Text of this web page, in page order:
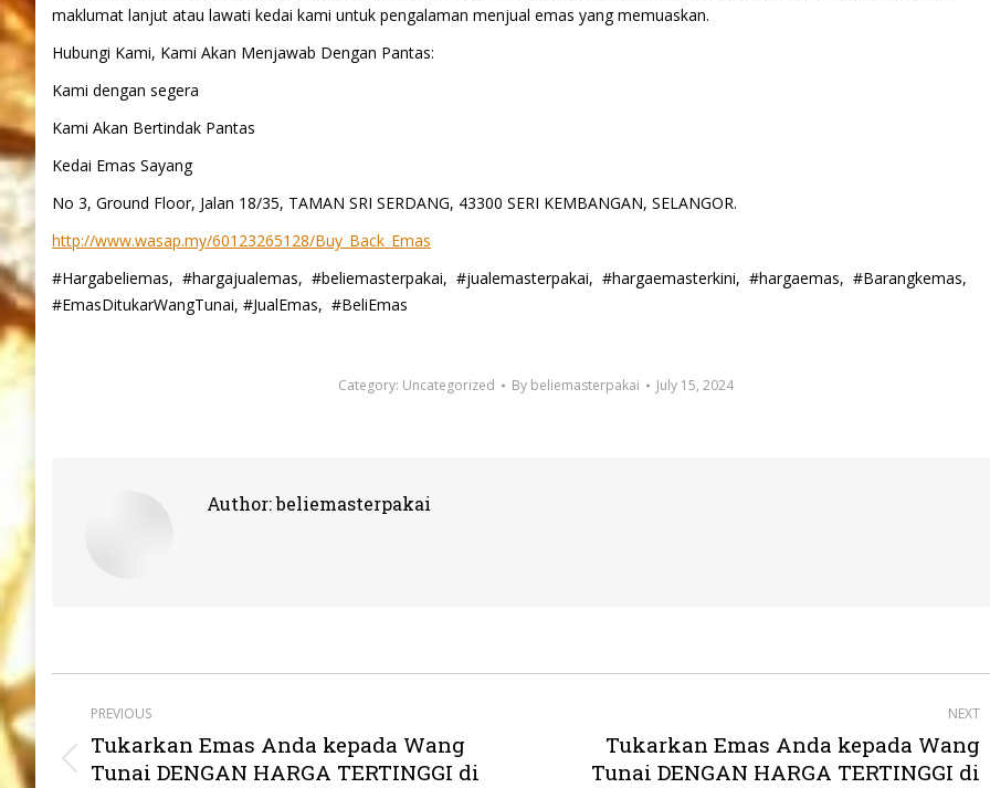
maklumat lanjut atau lawati kedai kami untuk pengalaman menjual emas yang memuaskan.
Hubungi Kami, Kami Akan Menjawab Dengan Pantas:
Kami dengan segera
Kami Akan Bertindak Pantas
Kedai Emas Sayang
No 3, Ground Floor, Jalan 18/35, TAMAN SRI SERDANG, 43300 SERI KEMBANGAN, SELANGOR.
http://www.wasap.my/60123265128/Buy_Back_Emas
#Hargabeliemas, #hargajualemas, #beliemasterpakai, #jualemasterpakai, #hargaemasterkini, #hargaemas, #Barangkemas,
#EmasDitukarWangTunai, #JualEmas, #BeliEmas
Category: Uncategorized By beliemasterpakai July 15, 2024
Author:beliemasterpakai
navigation
PREVIOUS
Previous
Tukarkan Emas Anda kepada Wang
Tunai DENGAN HARGA TERTINGGI di
NEXT
Next
Tukarkan Emas Anda kepada Wang
Tunai DENGAN HARGA TERTINGGI di